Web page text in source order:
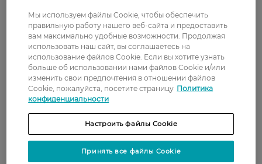
бальзамов, защищающих кожу от раздражений и
покраснений. Продукция подходит для мужчин,
которые ценят скорость и качество в
ежедневном уходе за лицом.
Свойства и разновидности
средств для бритья
Сегодня косметика для бритья представлена
разными производителями. Разнообразие и
широкий ассортимент позволяют подобрать
Мы используем файлы Cookie, чтобы обеспечить
правильную работу нашего веб-сайта и предоставить
вам максимально удобные возможности. Продолжая
использовать наш сайт, вы соглашаетесь на
использование файлов Cookie. Если вы хотите узнать
больше об использовании нами файлов Cookie и/или
изменить свои предпочтения в отношении файлов
Cookie, пожалуйста, посетите страницу Политика
конфиденциальности
Настроить файлы Cookie
Принять все файлы Cookie